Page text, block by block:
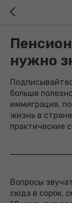
нужно
больше
иммиграция,
жизнь в
практические
Вопросы
сюда в сорок,